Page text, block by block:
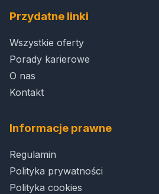
Przydatne linki
Wszystkie oferty
Porady karierowe
O nas
Kontakt
Informacje prawne
Regulamin
Polityka prywatności
Polityka cookies